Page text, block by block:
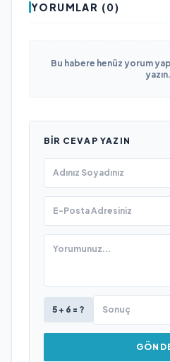
YORUMLAR (0)
Bu habere henüz yorum
yazın.
BIR CEVAP YAZIN
5 + 6 = ?